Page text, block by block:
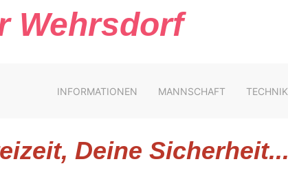
Wehrsdorf
INFORMATIONEN MANNSCHAFT TECHNIK
Deine Sicherheit...